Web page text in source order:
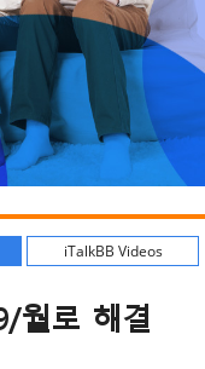
iTalkBB Videos
월로 해결